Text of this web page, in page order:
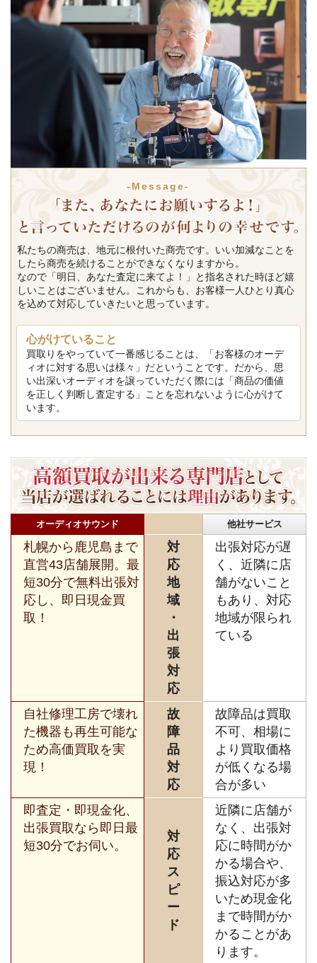
-Message-
私たちの商売は、地元に根付いた商売です。いい加減なことを
したら商売を続けることができなくなりますから。
なので「明日、あなた査定に来てよ！」と指名された時ほど嬉
しいことはございません。これからも、お客様一人ひとり真心
を込めて対応していきたいと思っています。
心がけていること
買取りをやっていて一番感じることは、「お客様のオーデ
ィオに対する思いは様々」だということです。だから、思
い出深いオーディオを譲っていただく際には「商品の価値
を正しく判断し査定する」ことを忘れないように心がけて
います。
オーディオサウンド 他社サービス
札幌から鹿児島まで
直営43店舗展開。最
短30分で無料出張対
応し、即日現金買
取！
対
応
地
域
・
出
張
対
応
出張対応が遅
く、近隣に店
舗がないこと
もあり、対応
地域が限られ
ている
自社修理工房で壊れ
た機器も再生可能な
ため高価買取を実
現！
故
障
品
対
応
故障品は買取
不可、相場に
より買取価格
が低くなる場
合が多い
即査定・即現金化、
出張買取なら即日最
短30分でお伺い。
対
応
ス
ピ
ー
ド
近隣に店舗が
なく、出張対
応に時間がか
かる場合や、
振込対応が多
いため現金化
まで時間がか
かることがあ
ります。